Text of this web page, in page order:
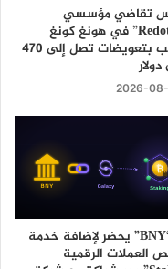
تقاضي مؤسسي
“RedotPay” في هونغ كونغ
وتطالب بتعويضات تصل إلى 470
2026-
بنك “BNY” يحضر لإضافة خدمة
العملات الرقمية